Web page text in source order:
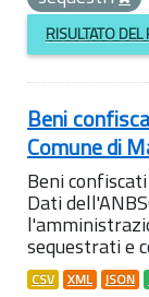
RISULTATO DEL
Beni
Comune di
Beni
Dati
sequestrati e
CSV XML JSON